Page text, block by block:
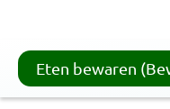
Eten bewaren